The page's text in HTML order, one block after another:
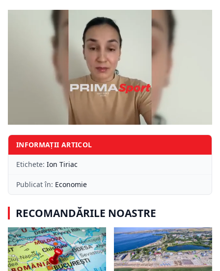
INFORMAȚII ARTICOL
Etichete: Ion Tiriac
Publicat în: Economie
RECOMANDĂRILE NOASTRE